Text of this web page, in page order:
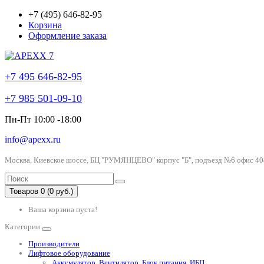
+7 (495) 646-82-95
Корзина
Оформление заказа
+7 495 646-82-95
+7 985 501-09-10
Пн-Пт 10:00 -18:00
info@apexx.ru
Москва, Киевское шоссе, БЦ "РУМЯНЦЕВО" корпус "Б", подъезд №6 офис
Товаров 0 (0 руб.)
Ваша корзина пуста!
Категории
Производители
Лифтовое оборудование